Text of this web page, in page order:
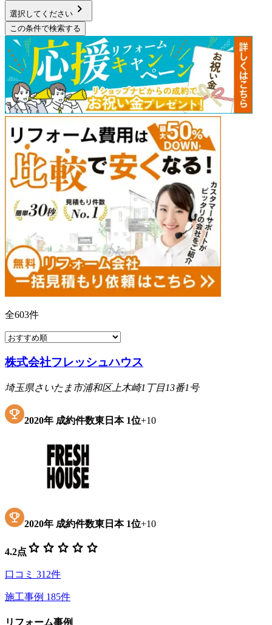
選択してください chevron_right
この条件で検索する
全603件
株式会社フレッシュハウス
埼玉県さいたま市浦和区上木崎1丁目13番1号
2020年 成約件数東日本 1位+10
2020年 成約件数東日本 1位+10
4.2点 star star star star star
口コミ 312件
施工事例 185件
リフォーム事例